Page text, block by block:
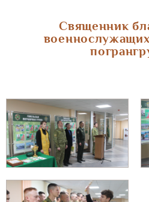
Священник